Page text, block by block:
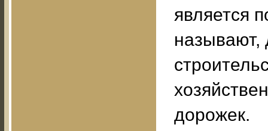
является
называют,
дорожек.